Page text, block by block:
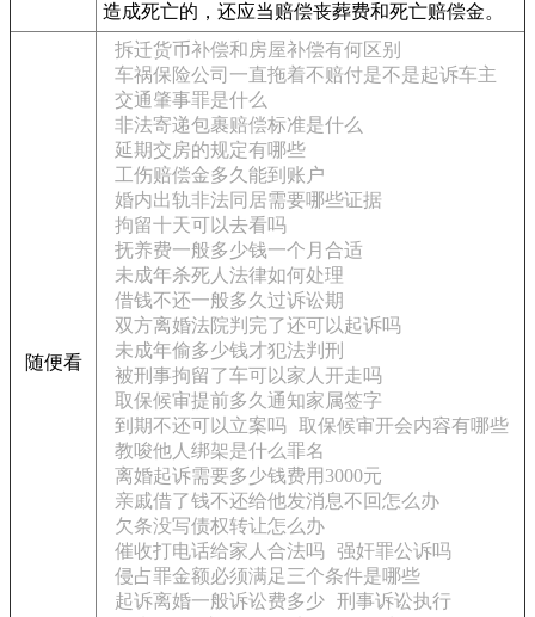
造成死亡的，还应当赔偿丧葬费和死亡赔偿金。
随便看
拆迁货币补偿和房屋补偿有何区别
车祸保险公司一直拖着不赔付是不是起诉车主
交通肇事罪是什么
非法寄递包裹赔偿标准是什么
延期交房的规定有哪些
工伤赔偿金多久能到账户
婚内出轨非法同居需要哪些证据
拘留十天可以去看吗
抚养费一般多少钱一个月合适
未成年杀死人法律如何处理
借钱不还一般多久过诉讼期
双方离婚法院判完了还可以起诉吗
未成年偷多少钱才犯法判刑
被刑事拘留了车可以家人开走吗
取保候审提前多久通知家属签字
到期不还可以立案吗 取保候审开会内容有哪些
教唆他人绑架是什么罪名
离婚起诉需要多少钱费用3000元
亲戚借了钱不还给他发消息不回怎么办
欠条没写债权转让怎么办
催收打电话给家人合法吗 强奸罪公诉吗
侵占罪金额必须满足三个条件是哪些
起诉离婚一般诉讼费多少 刑事诉讼执行